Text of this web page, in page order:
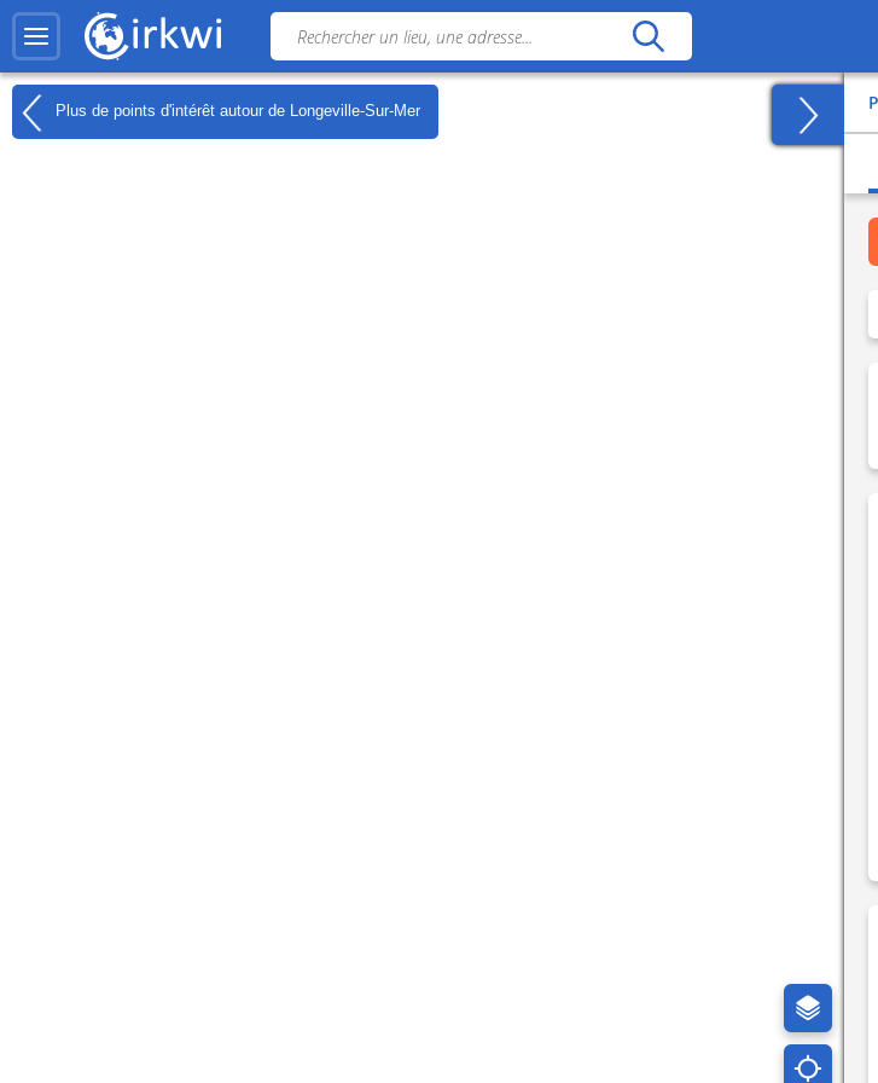
Plus de points d'intérêt autour de Longeville-Sur-Mer